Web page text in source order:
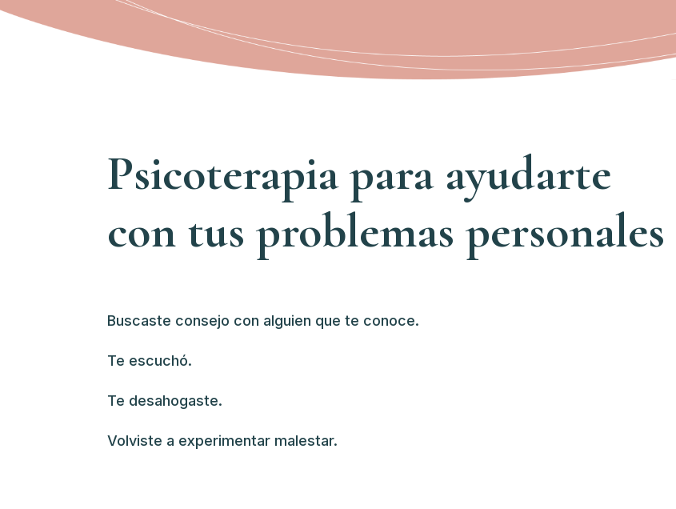
Psicoterapia para ayudarte
con tus problemas personales
Buscaste consejo con alguien que te conoce.
Te escuchó.
Te desahogaste.
Volviste a experimentar malestar.